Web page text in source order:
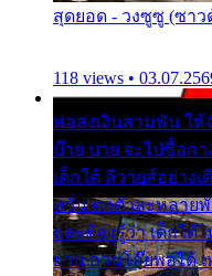
สุดยอด - วงซูซู (ซา
118 views •
พ่อส่งเงินสามพัน ใ
บ๊าย บาย จะไปซื้อกา
เด็กใต้ ลีวายส์อย่าง
หวั่น ตกตัวละหลาย
และต้องรู้ว่า เด็กใต้
ยวน กวนโอ๊ยพอได้